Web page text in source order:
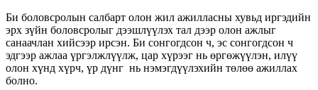
Би боловсролын салбарт олон жил ажилласны хувьд иргэдийн
эрх зүйн боловсролыг дээшлүүлэх тал дээр олон ажлыг
санаачлан хийсээр ирсэн. Би сонгогдсон ч, эс сонгогдсон ч
эдгээр ажлаа үргэлжлүүлж, цар хүрээг нь өргөжүүлэн, илүү
олон хүнд хүрч, үр дүнг нь нэмэгдүүлэхийн төлөө ажиллах
болно.